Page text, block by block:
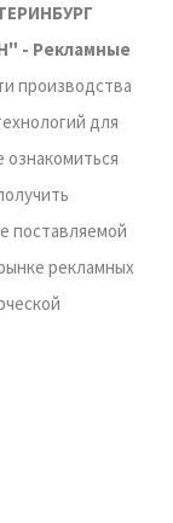
- Рекламные
производства
для
поставляемой
рекламных